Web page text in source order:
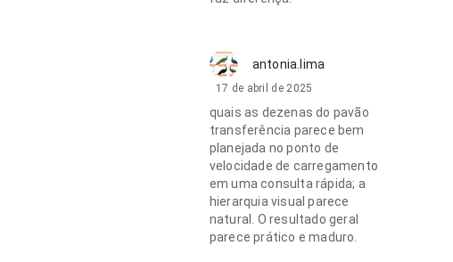
antonia.lima
17 de abril de 2025
quais as dezenas do pavão
transferência parece bem
planejada no ponto de
velocidade de carregamento
em uma consulta rápida; a
hierarquia visual parece
natural. O resultado geral
parece prático e maduro.